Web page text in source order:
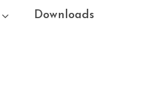
Downloads